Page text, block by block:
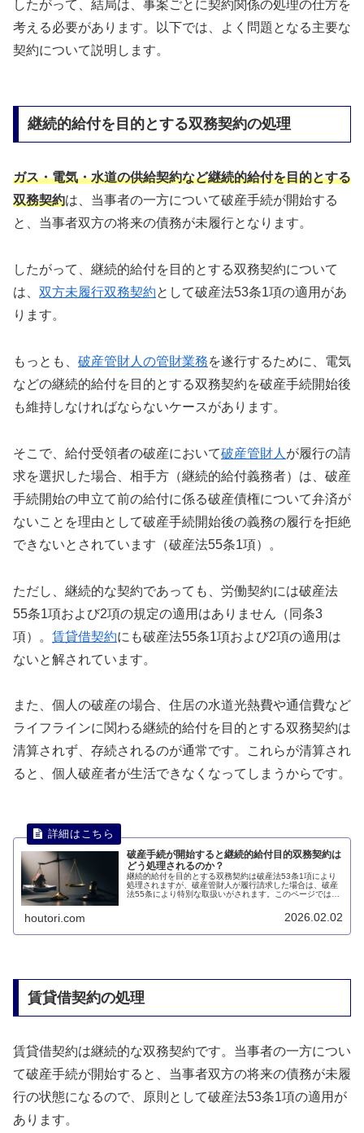
したがって、結局は、事案ごとに契約関係の処理の仕方を
考える必要があります。以下では、よく問題となる主要な
契約について説明します。
継続的給付を目的とする双務契約の処理
ガス・電気・水道の供給契約など継続的給付を目的とする
双務契約は、当事者の一方について破産手続が開始する
と、当事者双方の将来の債務が未履行となります。
したがって、継続的給付を目的とする双務契約について
は、 双方未履行双務契約として破産法53条1項の適用があ
ります。
もっとも、 破産管財人の管財業務を遂行するために、電気
などの継続的給付を目的とする双務契約を破産手続開始後
も維持しなければならないケースがあります。
そこで、給付受領者の破産において破産管財人 が履行の請
求を選択した場合、相手方（継続的給付義務者）は、破産
手続開始の申立て前の給付に係る破産債権について弁済が
ないことを理由として破産手続開始後の義務の履行を拒絶
できないとされています（破産法55条1項）。
ただし、継続的な契約であっても、労働契約には破産法
55条1項および2項の規定の適用はありません（同条3
項）。 賃貸借契約にも破産法55条1項および2項の適用は
ないと解されています。
また、個人の破産の場合、住居の水道光熱費や通信費など
ライフラインに関わる継続的給付を目的とする双務契約は
清算されず、存続されるのが通常です。これらが清算され
ると、個人破産者が生活できなくなってしまうからです。
破産手続が開始すると継続的給付目的双務契約は
どう処理されるのか？
継続的給付を目的とする双務契約は破産法53条1項により
処理されますが、破産管財人が履行請求した場合は、破産
法55条により特別な取扱いがされます。このページでは、
houtori.com 2026.02.02
賃貸借契約の処理
賃貸借契約は継続的な双務契約です。当事者の一方につい
て破産手続が開始すると、当事者双方の将来の債務が未履
行の状態になるので、原則として破産法53条1項の適用が
あります。